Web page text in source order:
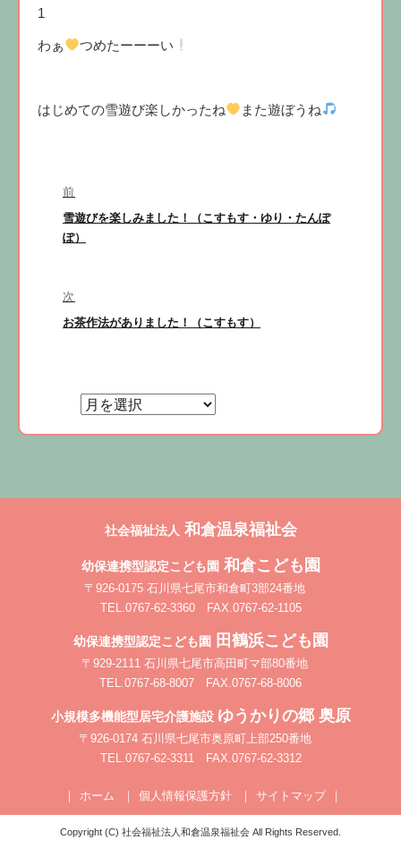
1
わぁ つめたーーーい
はじめての雪遊び楽しかったね また遊ぼうね
稿
ナ
ー
前
前
の
雪遊びを楽しみました！（こすもす・ゆり・たんぽ
ぽ）
次
次
お茶作法がありました！（こすもす）
社会福祉法人 和倉温泉福祉会
幼保連携型認定こども園和倉こども園
〒926-0175 石川県七尾市和倉町3部24番地
TEL.0767-62-3360 FAX.0767-62-1105
幼保連携型認定こども園田鶴浜こども園
〒929-2111 石川県七尾市高田町マ部80番地
TEL.0767-68-8007 FAX.0767-68-8006
小規模多機能型居宅介護施設 ゆうかりの郷 奥原
〒926-0174 石川県七尾市奥原町上部250番地
TEL.0767-62-3311 FAX.0767-62-3312
ホーム 個人情報保護方針 サイトマップ
Copyright (C) 社会福祉法人和倉温泉福祉会 All Rights Reserved.